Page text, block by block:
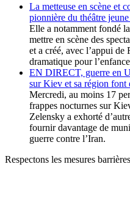
La metteuse en scène et
pionnière du théâtre
Elle a notamment fondé
mettre en scène des
et a créé, avec l’appui
dramatique pour
EN DIRECT, guerre en
sur Kiev et sa région font
Mercredi, au moins 17
frappes nocturnes sur
Zelensky a exhorté
fournir davantage de
guerre contre l’Iran.
Respectons les mesures barrières